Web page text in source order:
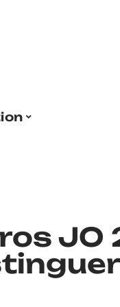
JO